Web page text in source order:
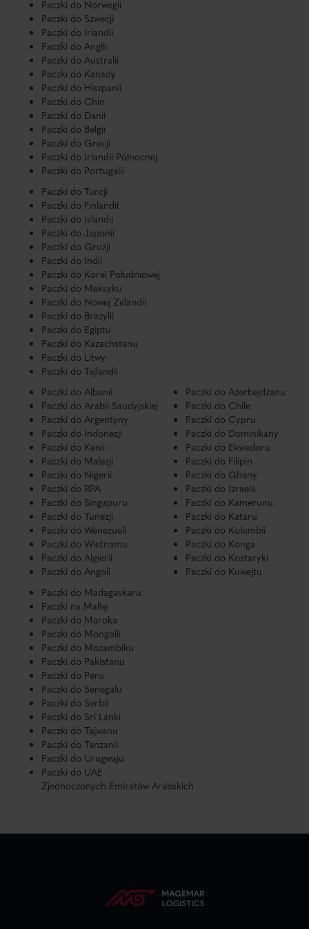
Paczki do Norwegii
Paczki do Szwecji
Paczki do Irlandii
Paczki do Anglii
Paczki do Australii
Paczki do Kanady
Paczki do Hiszpanii
Paczki do Chin
Paczki do Danii
Paczki do Belgii
Paczki do Grecji
Paczki do Irlandii Północnej
Paczki do Portugalii
Paczki do Turcji
Paczki do Finlandii
Paczki do Islandii
Paczki do Japonii
Paczki do Gruzji
Paczki do Indii
Paczki do Korei Południowej
Paczki do Meksyku
Paczki do Nowej Zelandii
Paczki do Brazylii
Paczki do Egiptu
Paczki do Kazachstanu
Paczki do Litwy
Paczki do Tajlandii
Paczki do Albanii
Paczki do Arabii Saudyjskiej
Paczki do Argentyny
Paczki do Indonezji
Paczki do Kenii
Paczki do Malezji
Paczki do Nigerii
Paczki do RPA
Paczki do Singapuru
Paczki do Tunezji
Paczki do Wenezueli
Paczki do Wietnamu
Paczki do Algierii
Paczki do Angoli
Paczki do Azerbejdżanu
Paczki do Chile
Paczki do Cypru
Paczki do Dominikany
Paczki do Ekwadoru
Paczki do Filipin
Paczki do Ghany
Paczki do Izraela
Paczki do Kamerunu
Paczki do Kataru
Paczki do Kolumbii
Paczki do Konga
Paczki do Kostaryki
Paczki do Kuwejtu
Paczki do Madagaskaru
Paczki na Maltę
Paczki do Maroka
Paczki do Mongolii
Paczki do Mozambiku
Paczki do Pakistanu
Paczki do Peru
Paczki do Senegalu
Paczki do Serbii
Paczki do Sri Lanki
Paczki do Tajwanu
Paczki do Tanzanii
Paczki do Urugwaju
Paczki do UAE
Zjednoczonych Emiratów Arabskich